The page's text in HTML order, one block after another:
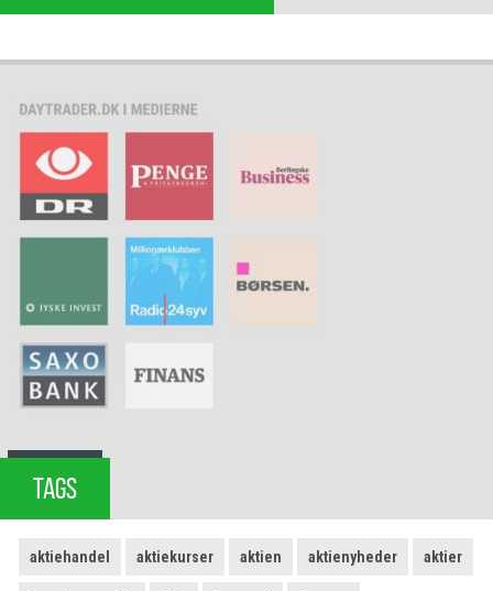
TAGS
aktiehandel aktiekurser aktien aktienyheder aktier